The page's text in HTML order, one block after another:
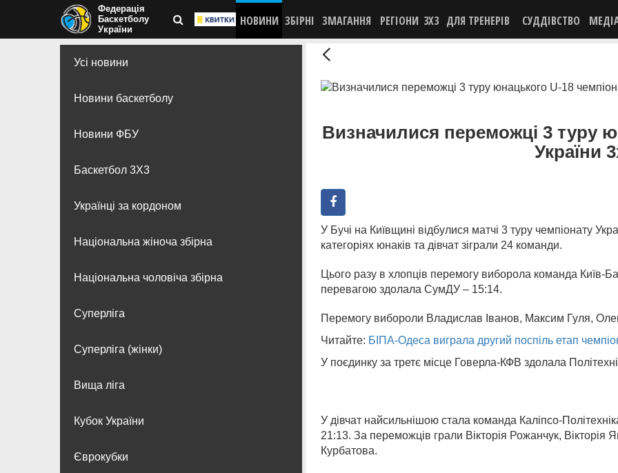
Федерація
Баскетболу
України
НОВИНИ ЗБІРНІ ЗМАГАННЯ РЕГІОНИ 3X3 ДЛЯ ТРЕНЕРІВ СУДДІВСТВО
Усі новини
Новини баскетболу
Новини ФБУ
Баскетбол 3Х3
Українці за кордоном
Національна жіноча збірна
Національна чоловіча збірна
Суперліга
Суперліга (жінки)
Вища лiга
Кубок України
Єврокубки
Визначилися переможці 3 туру
України
У Бучі на Київщині відбулися матчі 3 туру чемпіонату
категоріях юнаків та дівчат зіграли 24 команди.
Цього разу в хлопців перемогу виборола команда Київ-
перевагою здолала СумДУ – 15:14.
Перемогу вибороли Владислав Іванов, Максим Гуля,
Читайте: БІПА-Одеса виграла другий поспіль етап
У поєдинку за третє місце Говерла-КФВ здолала
У дівчат найсильнішою стала команда Каліпсо-
21:13. За переможців грали Вікторія Рожанчук, Вікторія
Курбатова.